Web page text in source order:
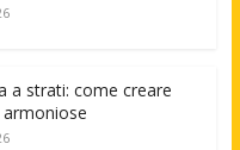
a strati: come creare